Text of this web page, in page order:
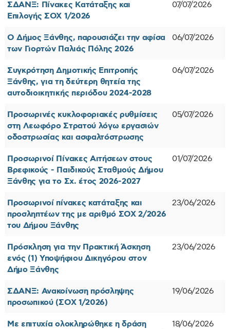
ΣΔΑΝΞ: Πίνακες Κατάταξης και
Επιλογής ΣΟΧ 1/2026
07/07/2026
Ο Δήμος Ξάνθης, παρουσιάζει την αφίσα
των Γιορτών Παλιάς Πόλης 2026
06/07/2026
Συγκρότηση Δημοτικής Επιτροπής
Ξάνθης, για τη δεύτερη θητεία της
αυτοδιοικητικής περιόδου 2024-2028
06/07/2026
Προσωρινές κυκλοφοριακές ρυθμίσεις
στη Λεωφόρο Στρατού λόγω εργασιών
οδοστρωσίας και ασφαλτόστρωσης
05/07/2026
Προσωρινοί Πίνακες Αιτήσεων στους
Βρεφικούς - Παιδικούς Σταθμούς Δήμου
Ξάνθης για το Σχ. έτος 2026-2027
01/07/2026
Προσωρινοί πίνακες κατάταξης και
προσληπτέων της με αριθμό ΣΟΧ 2/2026
του Δήμου Ξάνθης
23/06/2026
Πρόσκληση για την Πρακτική Άσκηση
ενός (1) Υποψήφιου Δικηγόρου στον
Δήμο Ξάνθης
23/06/2026
ΣΔΑΝΞ: Ανακοίνωση πρόσληψης
προσωπικού (ΣΟΧ 1/2026)
19/06/2026
Με επιτυχία ολοκληρώθηκε η δράση
18/06/2026